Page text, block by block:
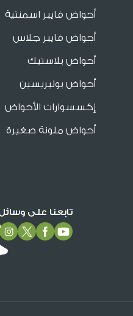
أحواض فايبر اسمنتية
أحواض فايبر جلاس
أحواض بلاستيك
أحواض بوليريسين
إكسسوارات الأحواض
أحواض ملونة صغيرة
تابعنا على